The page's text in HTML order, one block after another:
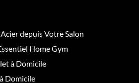
depuis Votre Salon
Home Gym
à Domicile
Domicile